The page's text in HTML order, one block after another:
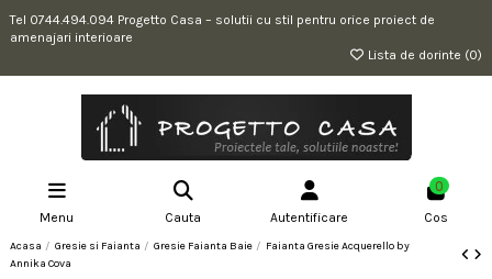
Tel 0744.494.094 Progetto Casa – solutii cu stil pentru orice proiect de
amenajari interioare
Lista de dorinte (0)
Menu Cauta Autentificare
0
Cos
Acasa Gresie si Faianta Gresie Faianta Baie
Faianta Gresie Acquerello by
Annika Cova